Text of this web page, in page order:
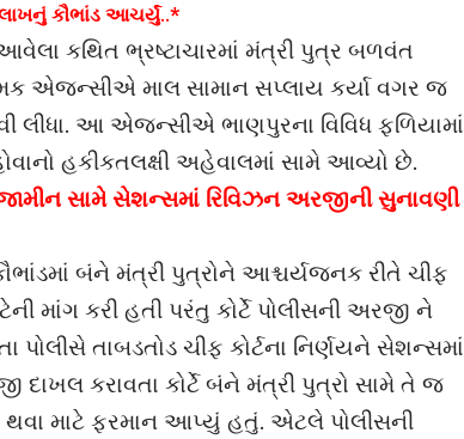
કૌભાંડ આચર્યું..*
કથિત ભ્રષ્ટાચારમાં મંત્રી પુત્ર બળવંત
એજન્સીએ માલ સામાન સપ્લાય કર્યા વગર જ
લીધા. આ એજન્સીએ ભાણપુરના વિવિધ ફળિયામાં
હકીકતલક્ષી અહેવાલમાં સામે આવ્યો છે.
જામીન સામે સેશન્સમાં રિવિઝન અરજીની સુનાવણી
બંને મંત્રી પુત્રોને આશ્ચર્યજનક રીતે ચીફ
માંગ કરી હતી પરંતુ કોર્ટે પોલીસની અરજી ને
તાબડતોડ ચીફ કોર્ટના નિર્ણયને સેશન્સમાં
દાખલ કરાવતા કોર્ટે બંને મંત્રી પુત્રો સામે તે જ
થવા માટે ફરમાન આપ્યું હતું. એટલે પોલીસની